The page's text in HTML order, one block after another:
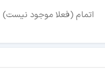
اتمام (فعلا موجود نیست)